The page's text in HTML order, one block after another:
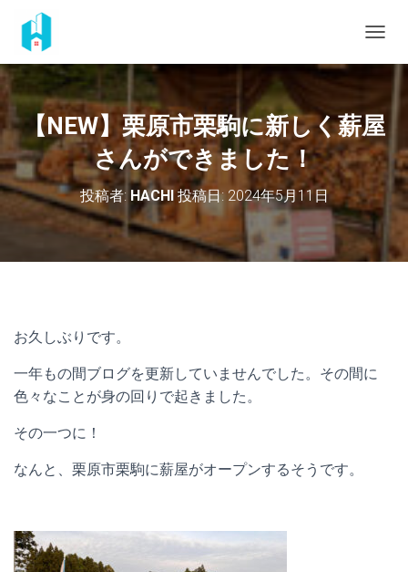
ビ
シ
ョ
ン
を
切
り
替
【NEW】栗原市栗駒に新しく薪屋
さんができました！
投稿者: HACHI投稿日: 2024年5月11日
お久しぶりです。
一年もの間ブログを更新していませんでした。その間に
色々なことが身の回りで起きました。
その一つに！
なんと、栗原市栗駒に薪屋がオープンするそうです。